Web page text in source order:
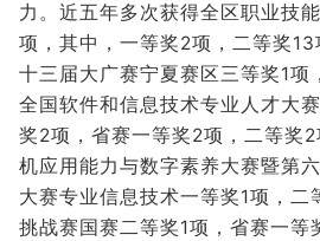
力。近五年多次获得全区职业技
项，其中，一等奖2项，二等奖
十三届大广赛宁夏赛区三等奖1项
全国软件和信息技术专业人才大
奖2项，省赛一等奖2项，二等奖
机应用能力与数字素养大赛暨第
大赛专业信息技术一等奖1项，二
挑战赛国赛二等奖1项，省赛一等